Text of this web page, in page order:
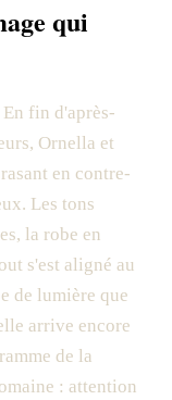
qui
fin d'après-
Ornella et
en contre-
Les tons
la robe en
s'est aligné au
de lumière que
arrive encore
de la
: attention